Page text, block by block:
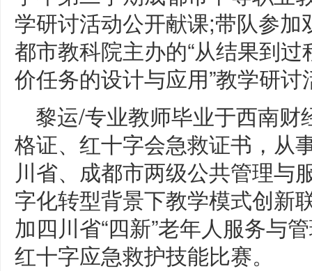
学研讨活动公开献课;带队参
都市教科院主办的“从结果到
价任务的设计与应用”教学研讨
黎运/专业教师毕业于西南
格证、红十字会急救证书，从
川省、成都市两级公共管理与
字化转型背景下教学模式创新
加四川省“四新”老年人服务与
红十字应急救护技能比赛。